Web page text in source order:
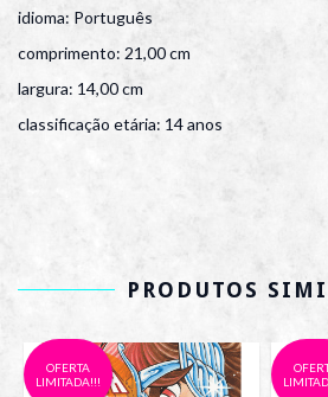
idioma: Português
comprimento: 21,00 cm
largura: 14,00 cm
classificação etária: 14 anos
PRODUTOS
OFERTA
LIMITADA!!!